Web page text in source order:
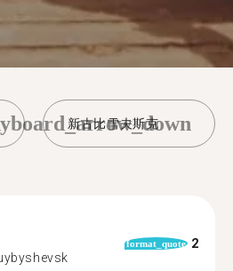
新古比雪夫斯克
format_quote 2